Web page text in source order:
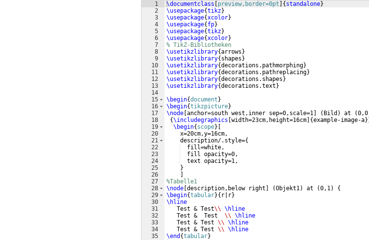
1
2
3
4
5
6
7
8
9
10
11
12
13
14
15
16
17
18
19
20
21
22
23
24
25
26
27
28
29
30
31
32
33
34
35
\documentclass preview,border=0pt { standalone}
\usepackage{tikz}
\usepackage{xcolor}
\usepackage{ fp}
\usepackage{tikz}
\usepackage{xcolor}
% TikZ-Bibliotheken
\usetikzlibrary{arrows }
\usetikzlibrary{ shapes }
\usetikzlibrary{decorations.pathmorphing}
\usetikzlibrary{decorations.pathreplacing}
\usetikzlibrary{decorations.shapes }
\usetikzlibrary{decorations.text }
\begin{document }
\begin{tikzpicture}
\node anchor=south west,inner sep=0,scale=1 ( Bild ) at (0,0
{\includegraphics width=23cm,height=16cm {example-image-a
\begin{ scope}
    x=20cm,y=16cm,
    description/.style=
{
  fill=white,
  fill opacity=0,
  text opacity=1,
}
%Tabelle1
\node description,below right (Objekt1) at (0,1)
{
\begin{tabular}{ r|r}
\hline
   Test & Test
\\ \hline
   Test &  Test
\\ \hline
   Test & Test
\\ \hline
   Test & Test
\\ \hline
\end {tabular}